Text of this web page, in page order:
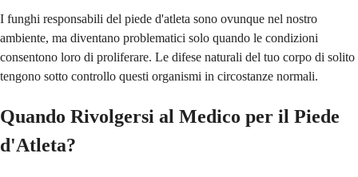
I funghi responsabili del piede d'atleta sono ovunque nel nostro
ambiente, ma diventano problematici solo quando le condizioni
consentono loro di proliferare. Le difese naturali del tuo corpo di solito
tengono sotto controllo questi organismi in circostanze normali.
Quando Rivolgersi al Medico per il Piede
d'Atleta?